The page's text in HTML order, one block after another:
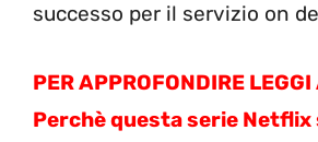
successo per il servizio on
PER APPROFONDIRE LEGGI
Perchè questa serie Netflix